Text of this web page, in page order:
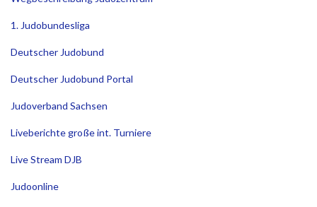
1. Judobundesliga
Deutscher Judobund
Deutscher Judobund Portal
Judoverband Sachsen
Liveberichte große int. Turniere
Live Stream DJB
Judoonline